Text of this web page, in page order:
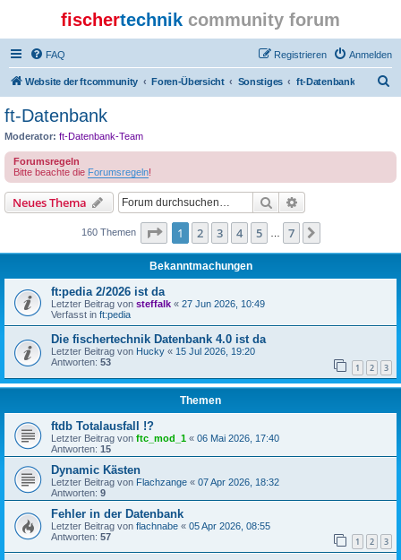
fischertechnik community forum
FAQ Anmelden
Registrieren
Website der ftcommunity Foren-Übersicht Sonstiges ft-Datenbank
ft-Datenbank
Moderator: ft-Datenbank-Team
Forumsregeln
Bitte beachte die Forumsregeln!
Neues Thema Suche
160 Themen Seite 1von
1 2 3 4 5 7
Bekanntmachungen
ft:pedia 2/2026 ist da
Letzter Beitrag von steffalk « 27 Jun 2026, 10:49
Verfasst in ft:pedia
Die fischertechnik Datenbank 4.0 ist da
Letzter Beitrag von Hucky « 15 Jul 2026, 19:20
Antworten: 53 1 2 3
Themen
ftdb Totalausfall !?
Letzter Beitrag von ftc_mod_1 « 06 Mai 2026, 17:40
Antworten: 15
Dynamic Kästen
Letzter Beitrag von Flachzange « 07 Apr 2026, 18:32
Antworten: 9
Fehler in der Datenbank
Letzter Beitrag von flachnabe « 05 Apr 2026, 08:55
Antworten: 57 1 2 3